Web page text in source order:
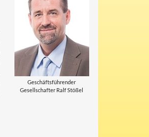
Geschäftsführender
Gesellschafter Ralf Stößel